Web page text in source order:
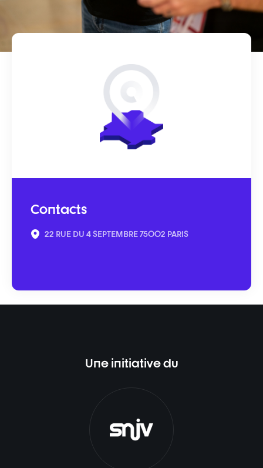
Contacts
22 RUE DU 4 SEPTEMBRE 75002 PARIS
Une initiative du